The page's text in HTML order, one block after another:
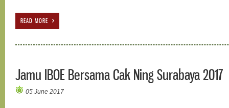
READ MORE
Jamu IBOE Bersama Cak Ning Surabaya 2017
05 June 2017